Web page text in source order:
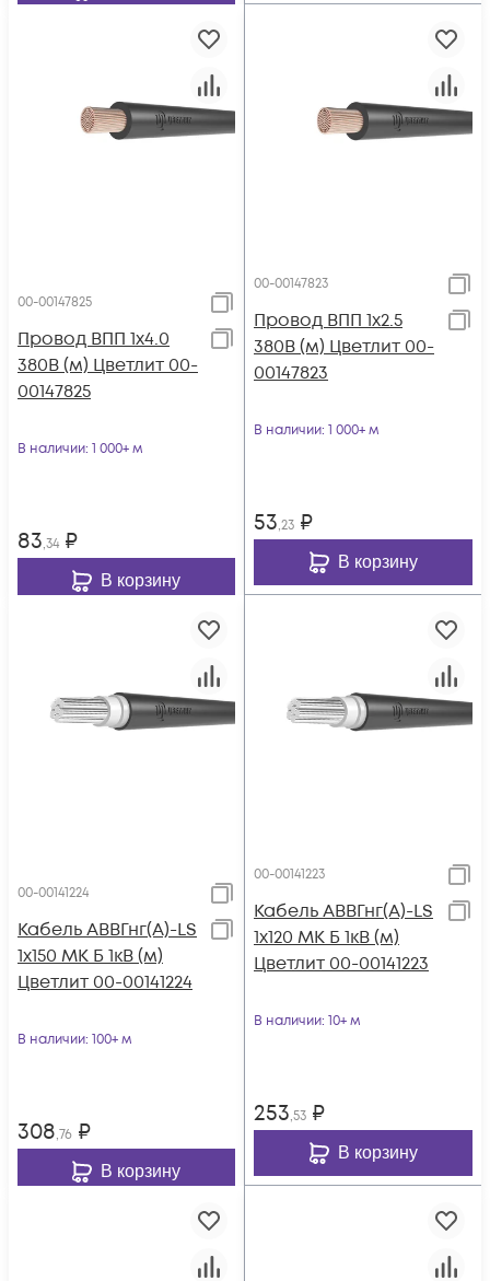
00-00147825
Провод ВПП 1х4.0
380В (м) Цветлит 00-
00147825
В наличии: 1 000+ м
83,34 ₽
В корзину
00-00147823
Провод ВПП 1х2.5
380В (м) Цветлит 00-
00147823
В наличии: 1 000+ м
53,23 ₽
В корзину
00-00141224
Кабель АВВГнг(А)-LS
1х150 МК Б 1кВ (м)
Цветлит 00-00141224
В наличии: 100+ м
308,76 ₽
В корзину
00-00141223
Кабель АВВГнг(А)-LS
1х120 МК Б 1кВ (м)
Цветлит 00-00141223
В наличии: 10+ м
253,53 ₽
В корзину